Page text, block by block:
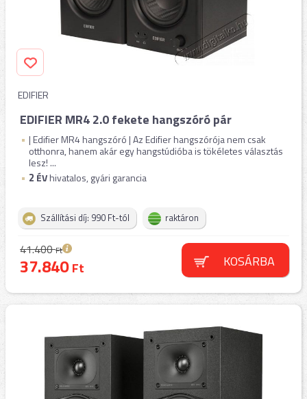
EDIFIER
EDIFIER MR4 2.0 fekete hangszóró pár
| Edifier MR4 hangszóró | Az Edifier hangszórója nem csak
otthonra, hanem akár egy hangstúdióba is tökéletes választás
lesz! ...
2 ÉVhivatalos, gyári garancia
Szállítási díj: 990 Ft-tól raktáron
41.400Ft
37.840Ft KOSÁRBA